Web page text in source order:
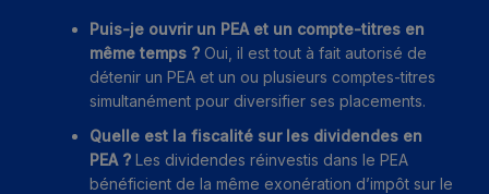
Puis-je ouvrir un PEA et un compte-titres en
même temps ? Oui, il est tout à fait autorisé de
détenir un PEA et un ou plusieurs comptes-titres
simultanément pour diversifier ses placements.
Quelle est la fiscalité sur les dividendes en
PEA ? Les dividendes réinvestis dans le PEA
bénéficient de la même exonération d’impôt sur le